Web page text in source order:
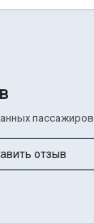
пассажиров
отзыв